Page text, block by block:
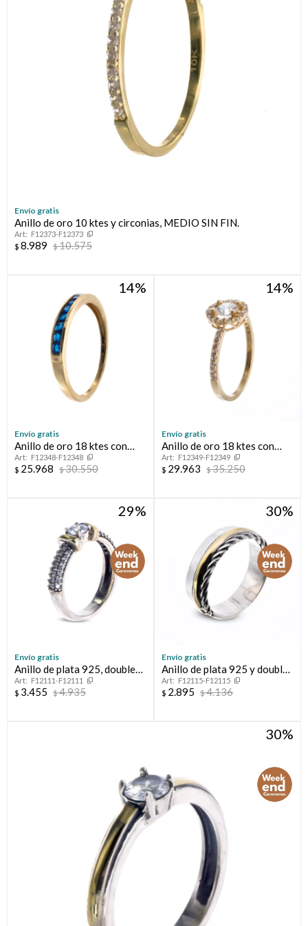
Envío gratis
Anillo de oro 10 ktes y circonias, MEDIO SIN FIN.
F12373-F12373
$ 8.989 $10.575
14
Envío gratis
Anillo de oro 18 ktes con
circonias, MEDIO SIN FIN.
F12348-F12348
$ 25.968 $30.550
14
Envío gratis
Anillo de oro 18 ktes con
circonia, SOLITARIO.
F12349-F12349
$ 29.963 $35.250
29
Envío gratis
Anillo de plata 925, double
en oro 18 ktes y circonias.
F12111-F12111
$ 3.455 $4.935
30
Envío gratis
Anillo de plata 925 y double
en oro 18 ktes.
F12115-F12115
$ 2.895 $4.136
30